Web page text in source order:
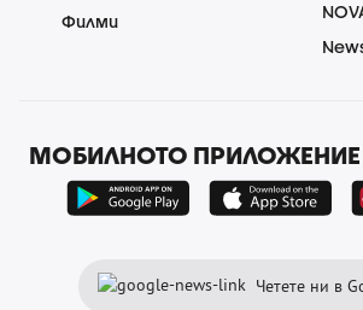
Филми
МОБИЛНОТО ПРИЛОЖЕНИЕ
Четете ни в